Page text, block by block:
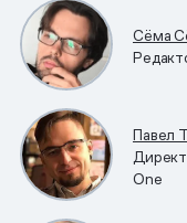
Сёма
Павел
One